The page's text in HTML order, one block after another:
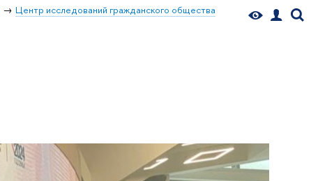
Центр исследований гражданского общества